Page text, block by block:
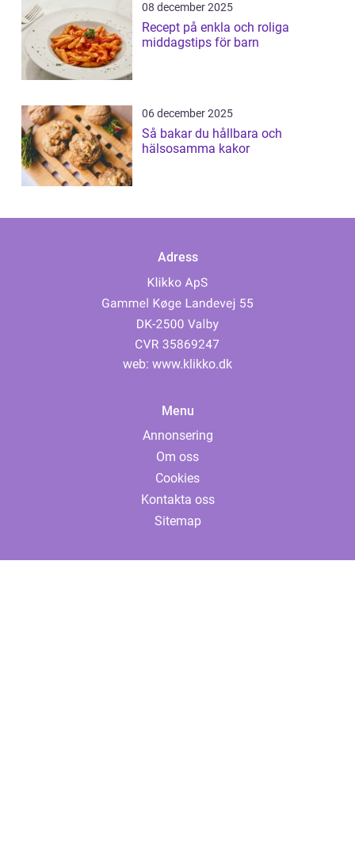
08 december 2025
Recept på enkla och roliga
middagstips för barn
06 december 2025
Så bakar du hållbara och
hälsosamma kakor
Adress
web: www.klikko.dk
Menu
Annonsering
Om oss
Cookies
Kontakta oss
Sitemap